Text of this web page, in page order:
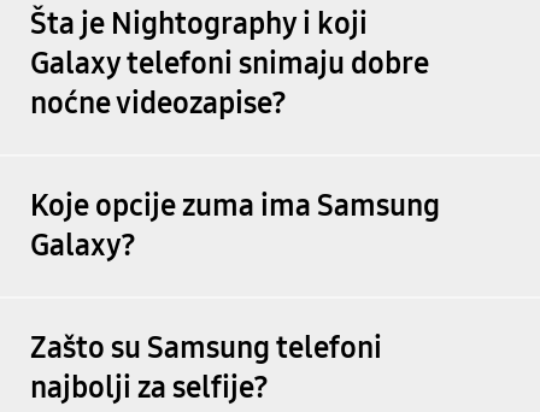
Šta je Nightography i koji
Galaxy telefoni snimaju dobre
noćne videozapise?
Koje opcije zuma ima Samsung
Galaxy?
Zašto su Samsung telefoni
najbolji za selfije?